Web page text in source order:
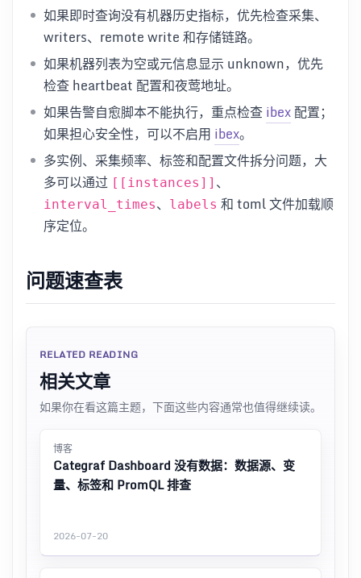
如果即时查询没有机器历史指标，优先检查采集、
writers、remote write 和存储链路。
如果机器列表为空或元信息显示 unknown，优先
检查 heartbeat 配置和夜莺地址。
如果告警自愈脚本不能执行，重点检查ibex配置；
如果担心安全性，可以不启用 ibex。
多实例、采集频率、标签和配置文件拆分问题，大
多可以通过 [[instances]] 、
interval_times、 labels 和 toml 文件加载顺
序定位。
问题速查表
RELATED READING
相关文章
如果你在看这篇主题，下面这些内容通常也值得继续读。
博客
Categraf Dashboard 没有数据：数据源、变
量、标签和 PromQL 排查
2026-07-20